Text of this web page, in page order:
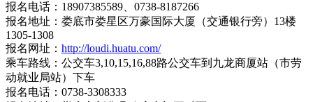
报名电话：18907385589、0738-8187266
报名地址：娄底市娄星区万豪国际大厦（交通银行旁）13楼
1305-1308
报名网址： http://loudi.huatu.com/
乘车路线：公交车3,10,15,16,88路公交车到九龙商厦站（市劳
动就业局站）下车
报名电话：0738-3308333